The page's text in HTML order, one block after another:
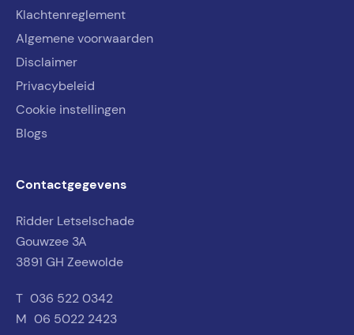
Klachtenreglement
Algemene voorwaarden
Disclaimer
Privacybeleid
Cookie instellingen
Blogs
Contactgegevens
Ridder Letselschade
Gouwzee 3A
3891 GH Zeewolde
T 036 522 0342
M 06 5022 2423